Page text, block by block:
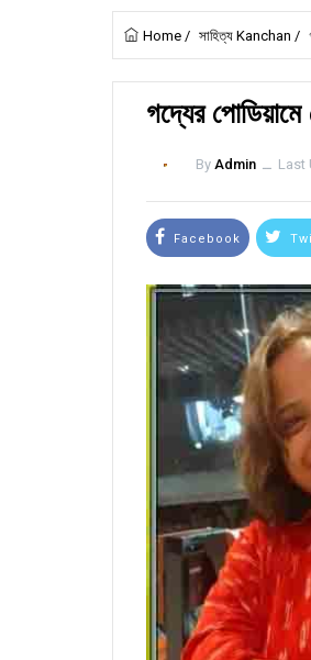
Home / সাহিত্য Kanchan /
গদ্যের
By Admin ــ Last
Facebook